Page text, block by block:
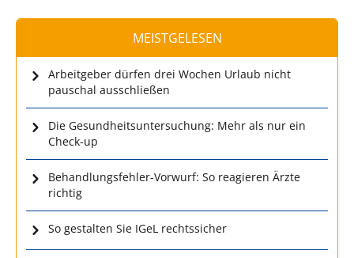
MEISTGELESEN
Arbeitgeber dürfen drei Wochen Urlaub nicht
pauschal ausschließen
Die Gesundheitsuntersuchung: Mehr als nur ein
Check-up
Behandlungsfehler-Vorwurf: So reagieren Ärzte
richtig
So gestalten Sie IGeL rechtssicher